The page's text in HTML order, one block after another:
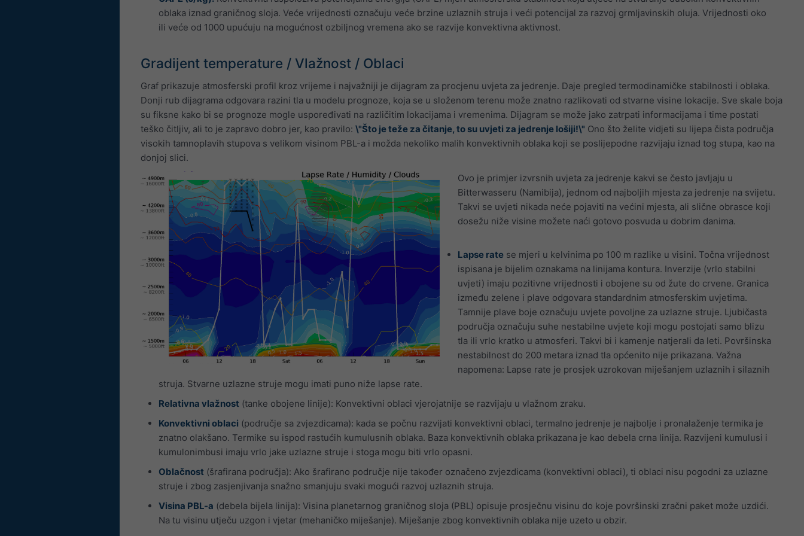
oblaka iznad graničnog sloja. Veće vrijednosti označuju veće brzine uzlaznih struja i veći potencijal za razvoj grmljavinskih oluja. Vrijednosti oko
ili veće od 1000 upućuju na mogućnost ozbiljnog vremena ako se razvije konvektivna aktivnost.
Gradijent temperature / Vlažnost / Oblaci
Graf prikazuje atmosferski profil kroz vrijeme i najvažniji je dijagram za procjenu uvjeta za jedrenje. Daje pregled termodinamičke stabilnosti i oblaka.
Donji rub dijagrama odgovara razini tla u modelu prognoze, koja se u složenom terenu može znatno razlikovati od stvarne visine lokacije. Sve skale boja
su fiksne kako bi se prognoze mogle uspoređivati na različitim lokacijama i vremenima. Dijagram se može jako zatrpati informacijama i time postati
teško čitljiv, ali to je zapravo dobro jer, kao pravilo: \"Što je teže za čitanje, to su uvjeti za jedrenje lošiji!\" Ono što želite vidjeti su lijepa čista područja
visokih tamnoplavih stupova s velikom visinom PBL-a i možda nekoliko malih konvektivnih oblaka koji se poslijepodne razvijaju iznad tog stupa, kao na
donjoj slici.
Ovo je primjer izvrsnih uvjeta za jedrenje kakvi se često javljaju u
Bitterwasseru (Namibija), jednom od najboljih mjesta za jedrenje na svijetu.
Takvi se uvjeti nikada neće pojaviti na većini mjesta, ali slične obrasce koji
dosežu niže visine možete naći gotovo posvuda u dobrim danima.
Lapse rate se mjeri u kelvinima po 100 m razlike u visini. Točna vrijednost
ispisana je bijelim oznakama na linijama kontura. Inverzije (vrlo stabilni
uvjeti) imaju pozitivne vrijednosti i obojene su od žute do crvene. Granica
između zelene i plave odgovara standardnim atmosferskim uvjetima.
Tamnije plave boje označuju uvjete povoljne za uzlazne struje. Ljubičasta
područja označuju suhe nestabilne uvjete koji mogu postojati samo blizu
tla ili vrlo kratko u atmosferi. Takvi bi i kamenje natjerali da leti. Površinska
nestabilnost do 200 metara iznad tla općenito nije prikazana. Važna
napomena: Lapse rate je prosjek uzrokovan miješanjem uzlaznih i silaznih
struja. Stvarne uzlazne struje mogu imati puno niže lapse rate.
Relativna vlažnost (tanke obojene linije): Konvektivni oblaci vjerojatnije se razvijaju u vlažnom zraku.
Konvektivni oblaci (područje sa zvjezdicama): kada se počnu razvijati konvektivni oblaci, termalno jedrenje je najbolje i pronalaženje termika je
znatno olakšano. Termike su ispod rastućih kumulusnih oblaka. Baza konvektivnih oblaka prikazana je kao debela crna linija. Razvijeni kumulusi i
kumulonimbusi imaju vrlo jake uzlazne struje i stoga mogu biti vrlo opasni.
Oblačnost (šrafirana područja): Ako šrafirano područje nije također označeno zvjezdicama (konvektivni oblaci), ti oblaci nisu pogodni za uzlazne
struje i zbog zasjenjivanja snažno smanjuju svaki mogući razvoj uzlaznih struja.
Visina PBL-a (debela bijela linija): Visina planetarnog graničnog sloja (PBL) opisuje prosječnu visinu do koje površinski zračni paket može uzdići.
Na tu visinu utječu uzgon i vjetar (mehaničko miješanje). Miješanje zbog konvektivnih oblaka nije uzeto u obzir.